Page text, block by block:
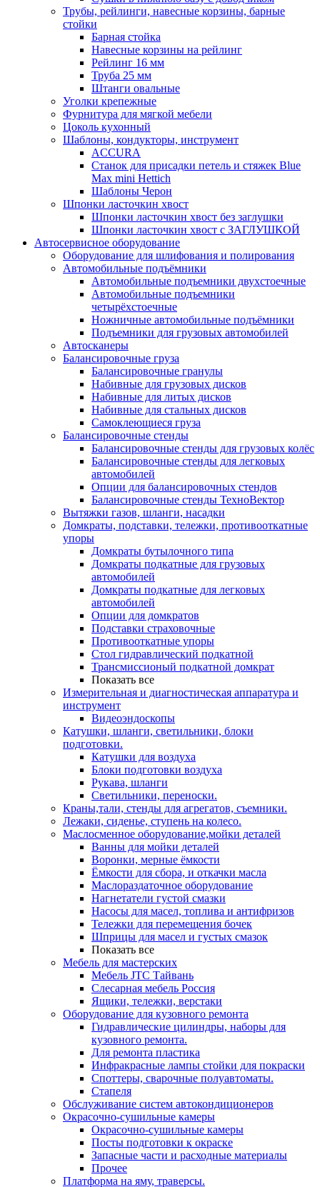
Трубы, рейлинги, навесные корзины, барные
стойки
Барная стойка
Навесные корзины на рейлинг
Рейлинг 16 мм
Труба 25 мм
Штанги овальные
Уголки крепежные
Фурнитура для мягкой мебели
Цоколь кухонный
Шаблоны, кондукторы, инструмент
ACCURA
Станок для присадки петель и стяжек Blue
Max mini Hettich
Шаблоны Черон
Шпонки ласточкин хвост
Шпонки ласточкин хвост без заглушки
Шпонки ласточкин хвост с ЗАГЛУШКОЙ
Автосервисное оборудование
Оборудование для шлифования и полирования
Автомобильные подъёмники
Автомобильные подъемники двухстоечные
Автомобильные подъемники
четырёхстоечные
Ножничные автомобильные подъёмники
Подъемники для грузовых автомобилей
Автосканеры
Балансировочные груза
Балансировочные гранулы
Набивные для грузовых дисков
Набивные для литых дисков
Набивные для стальных дисков
Самоклеющиеся груза
Балансировочные стенды
Балансировочные стенды для грузовых колёс
Балансировочные стенды для легковых
автомобилей
Опции для балансировочных стендов
Балансировочные стенды ТехноВектор
Вытяжки газов, шланги, насадки
Домкраты, подставки, тележки, противооткатные
упоры
Домкраты бутылочного типа
Домкраты подкатные для грузовых
автомобилей
Домкраты подкатные для легковых
автомобилей
Опции для домкратов
Подставки страховочные
Противооткатные упоры
Стол гидравлический подкатной
Трансмиссионый подкатной домкрат
Показать все
Измерительная и диагностическая аппаратура и
инструмент
Видеоэндоскопы
Катушки, шланги, светильники, блоки
подготовки.
Катушки для воздуха
Блоки подготовки воздуха
Рукава, шланги
Светильники, переноски.
Краны,тали, стенды для агрегатов, съемники.
Лежаки, сиденье, ступень на колесо.
Маслосменное оборудование,мойки деталей
Ванны для мойки деталей
Воронки, мерные ёмкости
Ёмкости для сбора, и откачки масла
Маслораздаточное оборудование
Нагнетатели густой смазки
Насосы для масел, топлива и антифризов
Тележки для перемещения бочек
Шприцы для масел и густых смазок
Показать все
Мебель для мастерских
Мебель JTC Тайвань
Слесарная мебель Россия
Ящики, тележки, верстаки
Оборудование для кузовного ремонта
Гидравлические цилиндры, наборы для
кузовного ремонта.
Для ремонта пластика
Инфракрасные лампы стойки для покраски
Споттеры, сварочные полуавтоматы.
Стапеля
Обслуживание систем автокондиционеров
Окрасочно-сушильные камеры
Окрасочно-сушильные камеры
Посты подготовки к окраске
Запасные части и расходные материалы
Прочее
Платформа на яму, траверсы.